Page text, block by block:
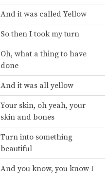
And it was called Yellow
So then I took my turn
Oh, what a thing to have
done
And it was all yellow
Your skin, oh yeah, your
skin and bones
Turn into something
beautiful
And you know, you know I